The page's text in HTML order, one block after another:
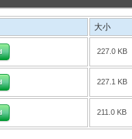
大小
227.0 KB
227.1 KB
211.0 KB